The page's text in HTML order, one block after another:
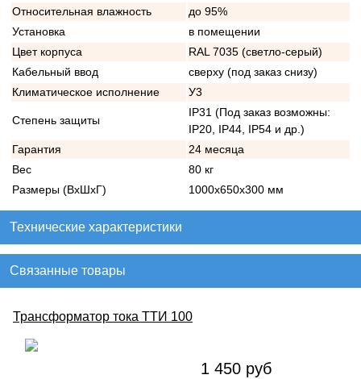
Относительная влажность
до 95%
Установка
в помещении
Цвет корпуса
RAL 7035 (светло-серый)
Кабельный ввод
сверху (под заказ снизу)
Климатическое исполнение
У3
Степень защиты
IP31 (Под заказ возможны:
IP20, IP44, IP54 и др.)
Гарантия
24 месяца
Вес
80 кг
Размеры (ВхШхГ)
1000х650х300 мм
Технические характеристики
Связанные товары
Трансформатор тока ТТИ 100
1 450 руб